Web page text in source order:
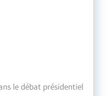
le débat présidentiel